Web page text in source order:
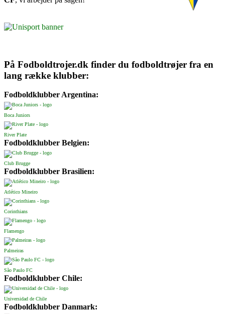
På Fodboldtrojer.dk finder du fodboldtrøjer fra en
lang række klubber:
Fodboldklubber Argentina:
Boca Juniors
River Plate
Fodboldklubber Belgien:
Club Brugge
Fodboldklubber Brasilien:
Atlético Mineiro
Corinthians
Flamengo
Palmeiras
São Paulo FC
Fodboldklubber Chile:
Universidad de Chile
Fodboldklubber Danmark: